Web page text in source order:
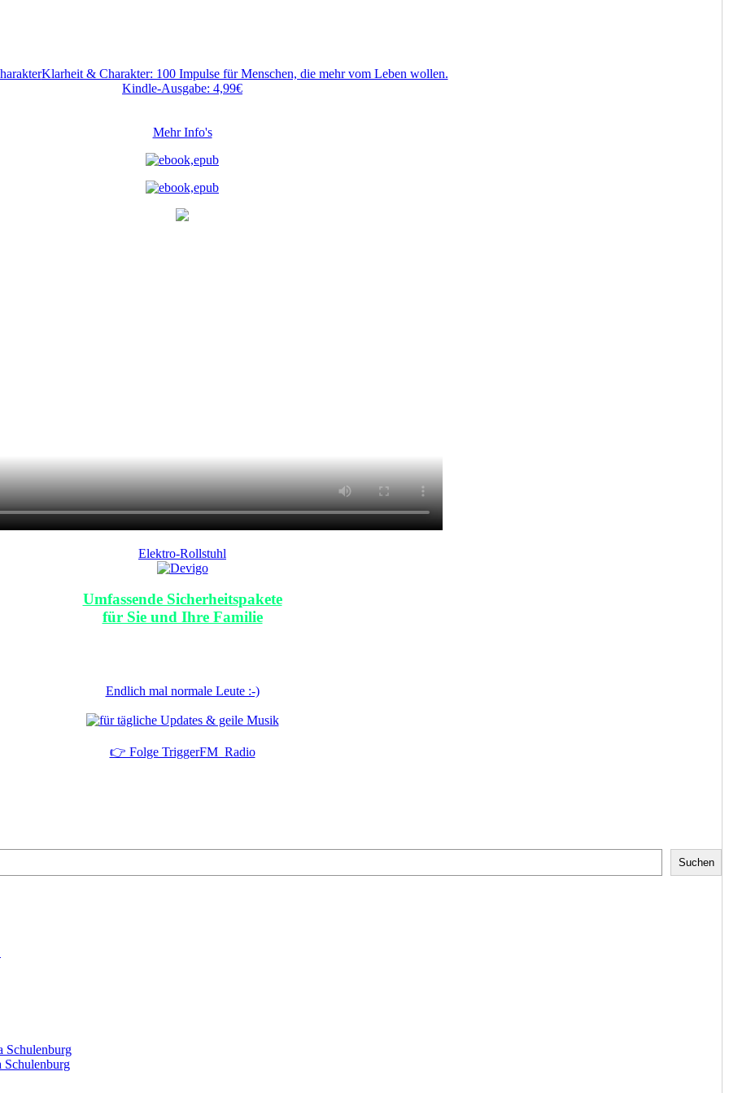
Klarheit & Charakter: 100 Impulse für Menschen, die mehr vom Leben wollen.
Kindle-Ausgabe: 4,99€
Mehr Info's
Elektro-Rollstuhl
Umfassende Sicherheitspakete
für Sie und Ihre Familie
Endlich mal normale Leute :-)
👉 Folge TriggerFM_Radio
Suchen
Schulenburg
Schulenburg